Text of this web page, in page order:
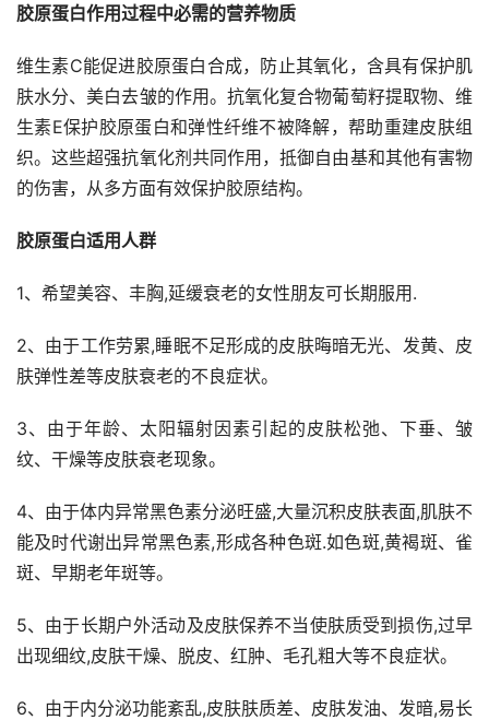
胶原蛋白作用过程中必需的营养物质
维生素C能促进胶原蛋白合成，防止其氧化，含具有保护肌
肤水分、美白去皱的作用。抗氧化复合物葡萄籽提取物、维
生素E保护胶原蛋白和弹性纤维不被降解，帮助重建皮肤组
织。这些超强抗氧化剂共同作用，抵御自由基和其他有害物
的伤害，从多方面有效保护胶原结构。
胶原蛋白适用人群
1、希望美容、丰胸,延缓衰老的女性朋友可长期服用.
2、由于工作劳累,睡眠不足形成的皮肤晦暗无光、发黄、皮
肤弹性差等皮肤衰老的不良症状。
3、由于年龄、太阳辐射因素引起的皮肤松弛、下垂、皱
纹、干燥等皮肤衰老现象。
4、由于体内异常黑色素分泌旺盛,大量沉积皮肤表面,肌肤不
能及时代谢出异常黑色素,形成各种色斑.如色斑,黄褐斑、雀
斑、早期老年斑等。
5、由于长期户外活动及皮肤保养不当使肤质受到损伤,过早
出现细纹,皮肤干燥、脱皮、红肿、毛孔粗大等不良症状。
6、由于内分泌功能紊乱,皮肤肤质差、皮肤发油、发暗,易长